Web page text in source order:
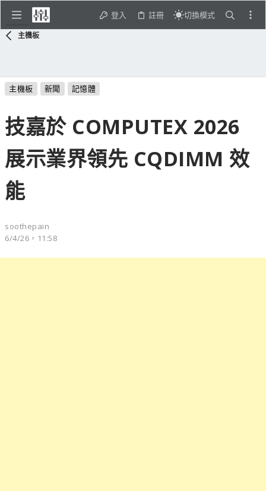
登入 註冊 切換模式
主機板
主機板 新聞 記憶體
技嘉於 COMPUTEX 2026
展示業界領先 CQDIMM 效
能
soothepain
6/4/26，11:58